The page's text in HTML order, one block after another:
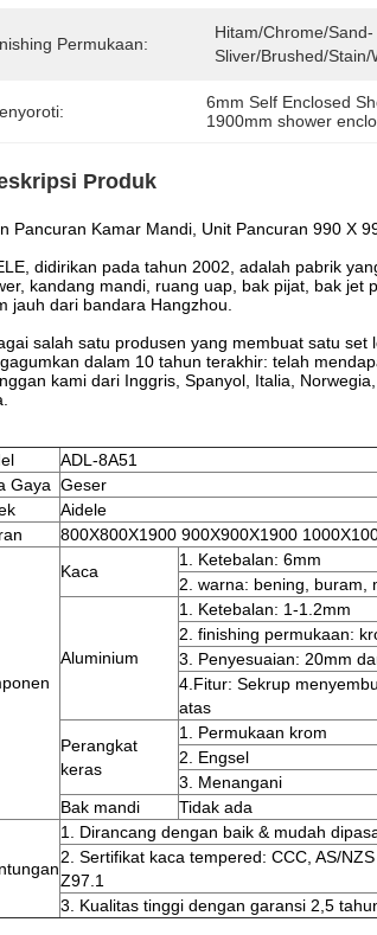
Permukaan:
Hitam/Chrome/Sand-
Sliver/Brushed/Stain/
6mm Self Enclosed
1900mm shower
Produk
Pancuran Kamar Mandi, Unit Pancuran 990 X
didirikan pada tahun 2002, adalah pabrik
kandang mandi, ruang uap, bak pijat, bak jet
jauh dari bandara Hangzhou.
salah satu produsen yang membuat satu
dalam 10 tahun terakhir: telah
kami dari Inggris, Spanyol, Italia,
ADL-8A51
Gaya Geser
Aidele
800X800X1900 900X900X1900
Kaca
1. Ketebalan: 6mm
2. warna: bening, buram,
Aluminium
1. Ketebalan: 1-1.2mm
2. finishing permukaan:
3. Penyesuaian: 20mm
4.Fitur: Sekrup
atas
Perangkat
keras
1. Permukaan krom
2. Engsel
3. Menangani
Bak mandi
Tidak ada
1. Dirancang dengan baik & mudah
2. Sertifikat kaca tempered: CCC, AS/
Z97.1
3. Kualitas tinggi dengan garansi 2,5